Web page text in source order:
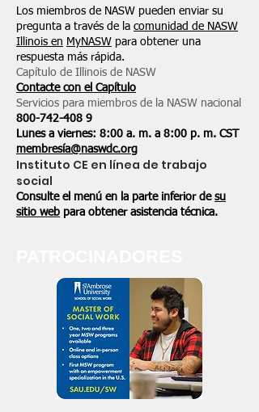
Los miembros de NASW pueden enviar su
pregunta a través de la comunidad de NASW
Illinois en MyNASW para obtener una
respuesta más rápida.
Capítulo de Illinois de NASW
Contacte con el Capítulo
Servicios para miembros de la NASW nacional
800-742-408 9
Lunes a viernes: 8:00 a. m. a 8:00 p. m. CST
membresía@naswdc.org
Instituto CE en línea de trabajo
social
Consulte el menú en la parte inferior de su
sitio web para obtener asistencia técnica.